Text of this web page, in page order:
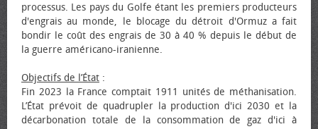
processus. Les pays du Golfe étant les premiers producteurs
d'engrais au monde, le blocage du détroit d'Ormuz a fait
bondir le coût des engrais de 30 à 40 % depuis le début de
la guerre américano-iranienne.
Objectifs de l’État :
Fin 2023 la France comptait 1911 unités de méthanisation.
L’État prévoit de quadrupler la production d'ici 2030 et la
décarbonation totale de la consommation de gaz d'ici à